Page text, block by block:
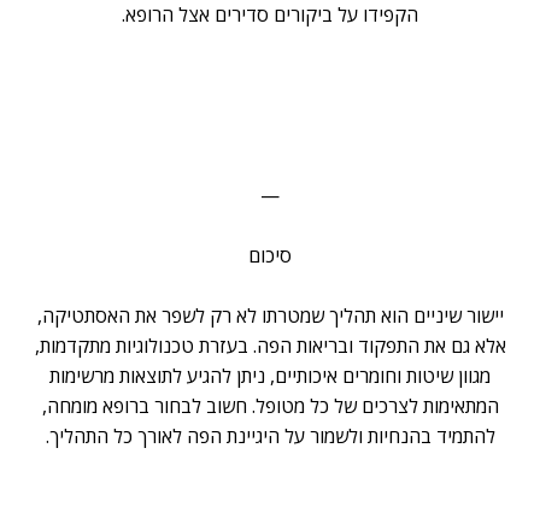
הקפידו על ביקורים סדירים אצל הרופא.
—
סיכום
יישור שיניים הוא תהליך שמטרתו לא רק לשפר את האסתטיקה,
אלא גם את התפקוד ובריאות הפה. בעזרת טכנולוגיות מתקדמות,
מגוון שיטות וחומרים איכותיים, ניתן להגיע לתוצאות מרשימות
המתאימות לצרכים של כל מטופל. חשוב לבחור ברופא מומחה,
להתמיד בהנחיות ולשמור על היגיינת הפה לאורך כל התהליך.